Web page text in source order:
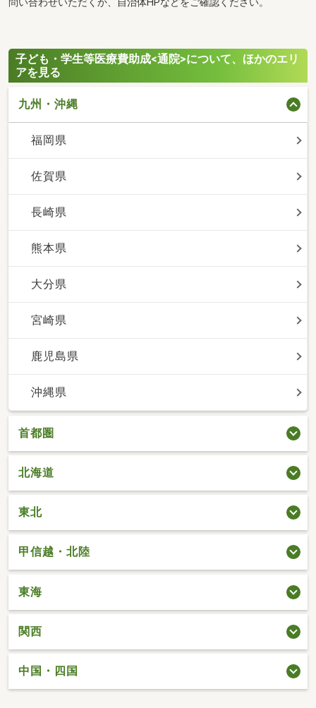
問い合わせいただくか、自治体HPなどをご確認ください。
子ども・学生等医療費助成<通院>について、ほかのエリ
アを見る
九州・沖縄
福岡県
佐賀県
長崎県
熊本県
大分県
宮崎県
鹿児島県
沖縄県
首都圏
北海道
東北
甲信越・北陸
東海
関西
中国・四国